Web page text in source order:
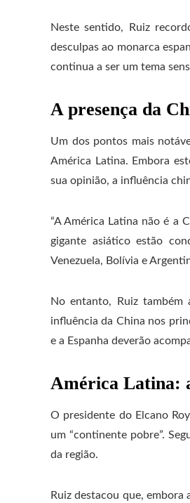
Neste sentido, Ruiz
desculpas ao monarca
continua a ser um tema
A presença da
Um dos pontos mais
América Latina. Embora
sua opinião, a influência
“A América Latina não é a
gigante asiático estão
Venezuela, Bolívia e
No entanto, Ruiz também
influência da China nos
e a Espanha deverão
América Latina:
O presidente do Elcano
um “continente pobre”.
da região.
Ruiz destacou que,